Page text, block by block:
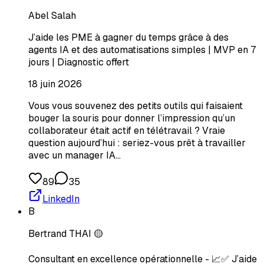
Abel Salah
J’aide les PME à gagner du temps grâce à des
agents IA et des automatisations simples | MVP en 7
jours | Diagnostic offert
18 juin 2026
Vous vous souvenez des petits outils qui faisaient
bouger la souris pour donner l’impression qu’un
collaborateur était actif en télétravail ? Vraie
question aujourd’hui : seriez-vous prêt à travailler
avec un manager IA…
89
35
LinkedIn
B
Bertrand THAI 🟡
Consultant en excellence opérationnelle - 📈✅ J’aide